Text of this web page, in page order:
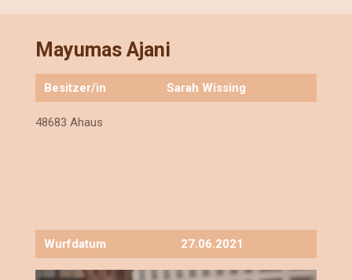
Mayumas Ajani
Besitzer/in Sarah Wissing
48683 Ahaus
Wurfdatum 27.06.2021